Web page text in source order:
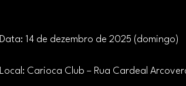
Data: 14 de dezembro de 2025 (domingo)
Local: Carioca Club – Rua Cardeal